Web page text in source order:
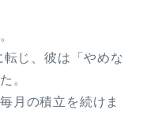
じ、彼は「やめな
。
月の積立を続けま